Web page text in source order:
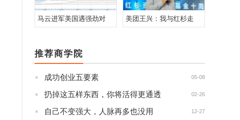
马云进军美国遇强劲对 美团王兴：我与红杉走
推荐商学院
· 成功创业五要素 05-08
· 扔掉这五样东西，你将活得更通透 02-26
· 自己不变强大，人脉再多也没用 12-27